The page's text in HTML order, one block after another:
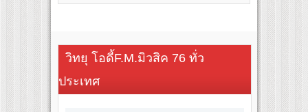
วิทยุ โอดี้F.M.มิวสิค 76 ทั่ว
ประเทศ